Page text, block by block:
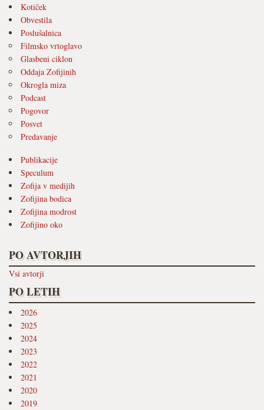
Kotiček
Obvestila
Poslušalnica
Filmsko vrtoglavo
Glasbeni ciklon
Oddaja Zofijinih
Okrogla miza
Podcast
Pogovor
Posvet
Predavanje
Publikacije
Speculum
Zofija v medijih
Zofijina bodica
Zofijina modrost
Zofijino oko
PO AVTORJIH
Vsi avtorji
PO LETIH
2026
2025
2024
2023
2022
2021
2020
2019